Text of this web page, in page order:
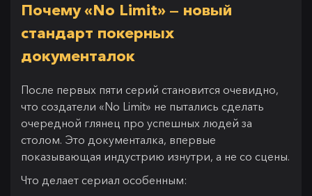
Почему «No Limit» — новый
стандарт покерных
документалок
После первых пяти серий становится очевидно,
что создатели «No Limit» не пытались сделать
очередной глянец про успешных людей за
столом. Это документалка, впервые
показывающая индустрию изнутри, а не со сцены.
Что делает сериал особенным: